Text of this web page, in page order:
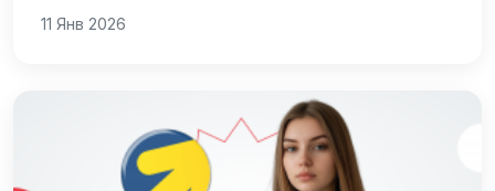
11 Янв 2026